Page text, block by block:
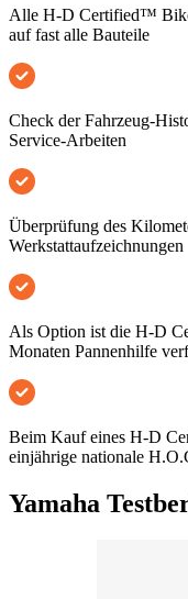
Alle H-D Certified™
auf fast alle Bauteile
Check der Fahrzeug-
Service-Arbeiten
Überprüfung des
Werkstattaufzeichnungen
Als Option ist die H-D
Monaten Pannenhilfe
Beim Kauf eines H-D
einjährige nationale
Yamaha